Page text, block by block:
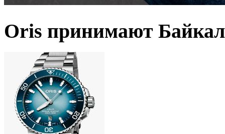
Oris принимают